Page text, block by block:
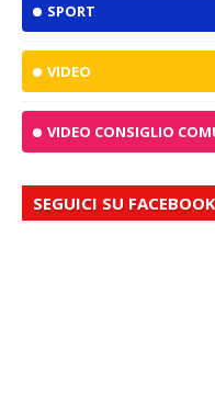
SPORT
VIDEO
VIDEO CONSIGLIO
SEGUICI SU FACEBOOK